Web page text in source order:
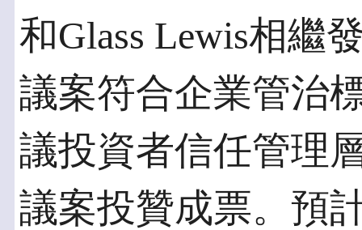
和Glass Lewis相繼
議案符合企業管治
議投資者信任管理
議案投贊成票。預